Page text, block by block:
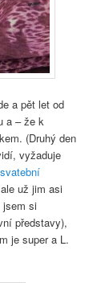
a pět let od
a – že k
(Druhý den
vyžaduje
svatební
už jim asi
jsem si
představy),
je super a L.